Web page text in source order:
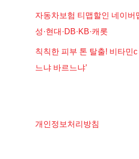
자동차보험 티맵할인 네이버
성·현대·DB·KB·캐롯
칙칙한 피부 톤 탈출! 비타민
느냐 바르느냐’
개인정보처리방침